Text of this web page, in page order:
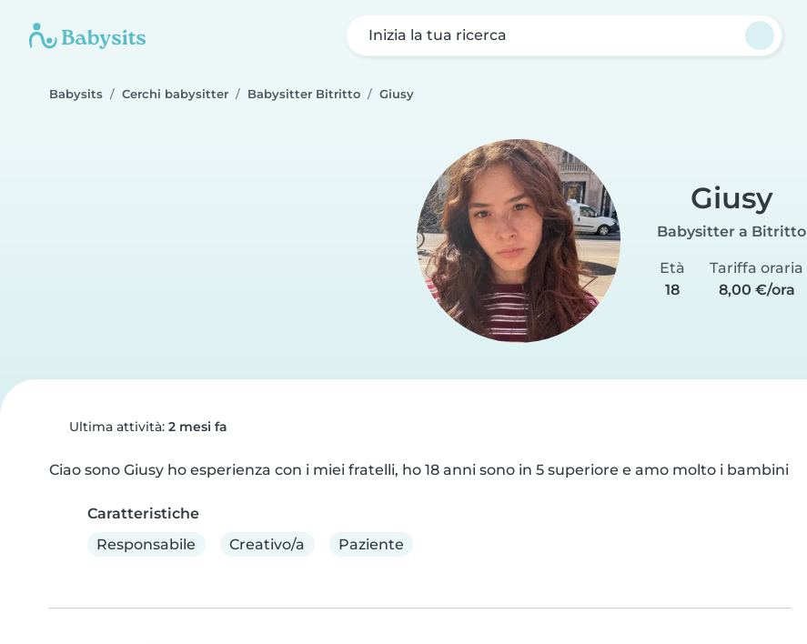
Inizia la tua ricerca
Babysits Cerchi babysitter Babysitter Bitritto Giusy
Giusy
Babysitter a Bitritto
Età
18
Tariffa oraria
8,00 €/ora
Ultima attività: 2 mesi fa
Ciao sono Giusy ho esperienza con i miei fratelli, ho 18 anni sono in 5 superiore e amo molto i bambini
Caratteristiche
Responsabile
Creativo/a Paziente